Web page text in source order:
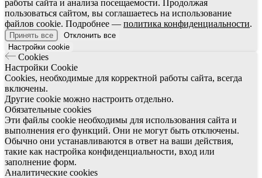
работы сайта и анализа посещаемости. Продолжая
пользоваться сайтом, вы соглашаетесь на использование
файлов cookie. Подробнее — политика конфиденциальности.
Принять все
Отклонить все
Настройки cookie
Cookies
Настройки Cookie
Cookies, необходимые для корректной работы сайта, всегда
включены.
Другие cookie можно настроить отдельно.
Обязательные cookies
Эти файлы cookie необходимы для использования сайта и
выполнения его функций. Они не могут быть отключены.
Обычно они устанавливаются в ответ на ваши действия,
такие как настройка конфиденциальности, вход или
заполнение форм.
Аналитические cookies